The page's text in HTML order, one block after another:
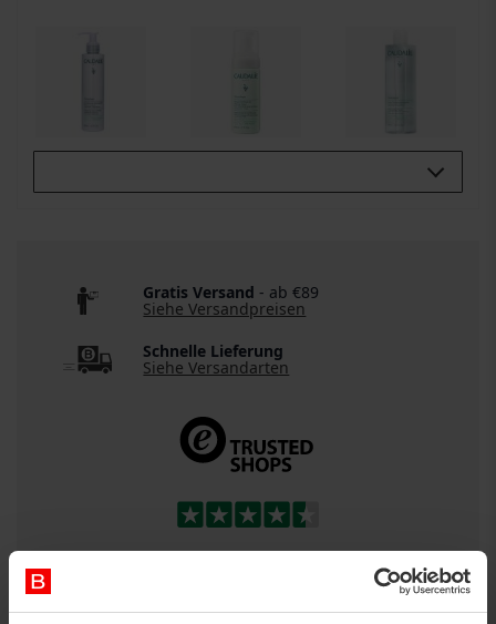
DETAILS
Gratis Versand - ab €89
Siehe Versandpreisen
Schnelle Lieferung
Siehe Versandarten